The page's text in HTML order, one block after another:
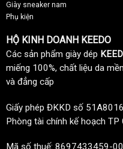
Giày sneaker nam
Phụ kiện
HỘ KINH DOANH KEEDO
Các sản phẩm giày dép
miếng 100%, chất liệu da
và đẳng cấp
Giấy phép ĐKKD số
Phòng tài chính kế hoạch
Mã số thuế: 8697433459-